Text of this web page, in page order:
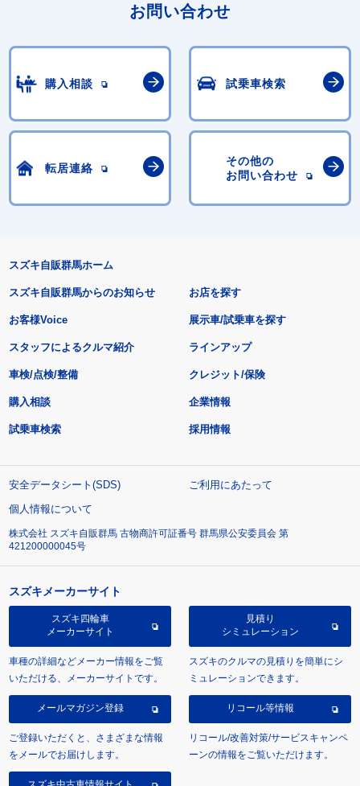
お問い合わせ
購入相談 試乗車検索
転居連絡
その他の
お問い合わせ
スズキ自販群馬ホーム
スズキ自販群馬からのお知らせ
お客様Voice
スタッフによるクルマ紹介
お店を探す
展示車/試乗車を探す
ラインアップ
車検/点検/整備 クレジット/保険
購入相談
試乗車検索
企業情報
採用情報
安全データシート(SDS)
ご利用にあたって
個人情報について
株式会社 スズキ自販群馬 古物商許可証番号 群馬県公安委員会 第
421200000045号
スズキメーカーサイト
スズキ四輪車
メーカーサイト
車種の詳細などメーカー情報をご覧
いただける、メーカーサイトです。
見積り
シミュレーション
スズキのクルマの見積りを簡単にシ
ミュレーションできます。
メールマガジン登録
ご登録いただくと、さまざまな情報
をメールでお届けします。
リコール等情報
リコール/改善対策/サービスキャンペ
ーンの情報をご覧いただけます。